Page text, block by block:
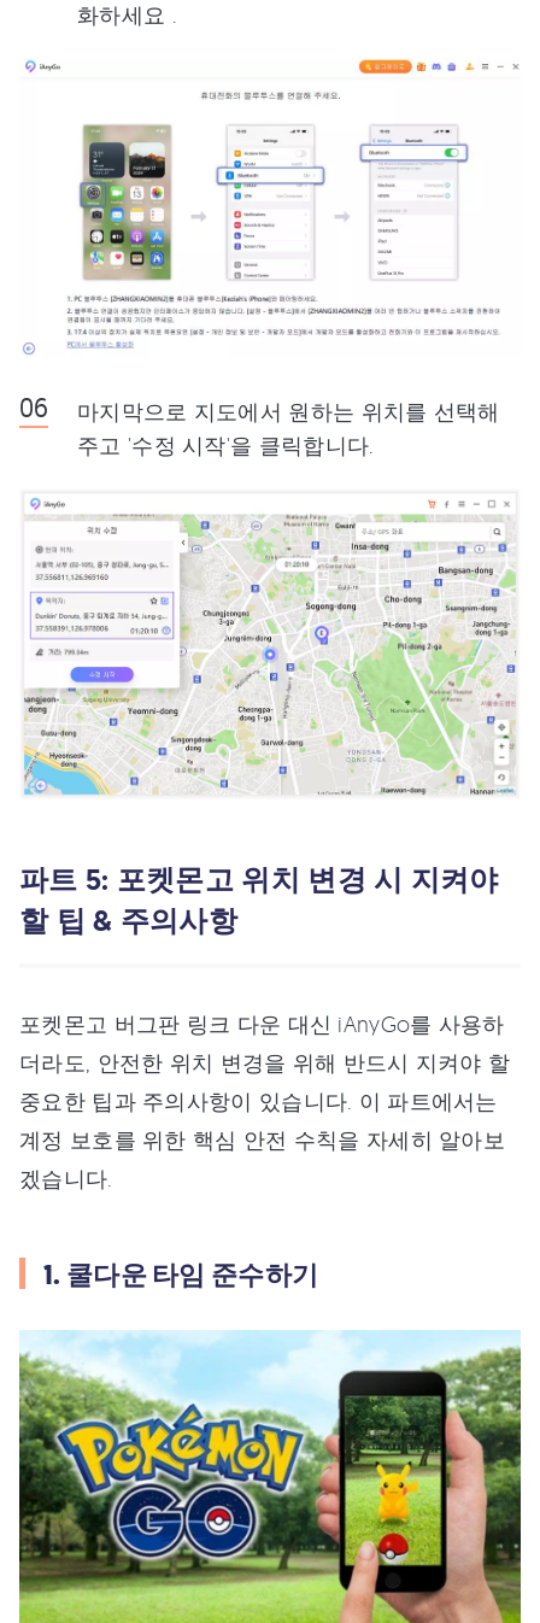
화하세요 .
마지막으로 지도에서 원하는 위치를 선택해
주고 '수정 시작'을 클릭합니다.
파트 5: 포켓몬고 위치 변경 시 지켜야
할 팁 & 주의사항
포켓몬고 버그판 링크 다운 대신 iAnyGo를 사용하
더라도, 안전한 위치 변경을 위해 반드시 지켜야 할
중요한 팁과 주의사항이 있습니다. 이 파트에서는
계정 보호를 위한 핵심 안전 수칙을 자세히 알아보
겠습니다.
1. 쿨다운 타임 준수하기